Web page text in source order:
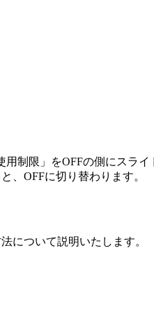
制限」をOFFの側にスライ
、OFFに切り替わります。
について説明いたします。